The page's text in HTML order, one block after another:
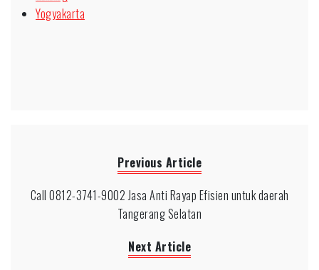
Yogyakarta
Previous Article
Call 0812-3741-9002 Jasa Anti Rayap Efisien untuk daerah
Tangerang Selatan
Next Article